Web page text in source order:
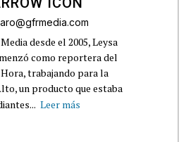
desde el 2005, Leysa
como reportera del
trabajando para la
un producto que estaba
Leer más